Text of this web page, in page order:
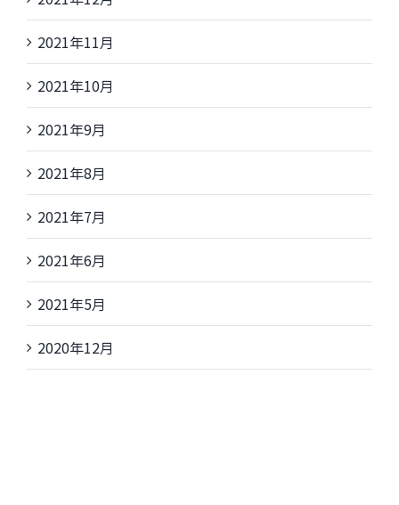
2021年11月
2021年10月
2021年9月
2021年8月
2021年7月
2021年6月
2021年5月
2020年12月